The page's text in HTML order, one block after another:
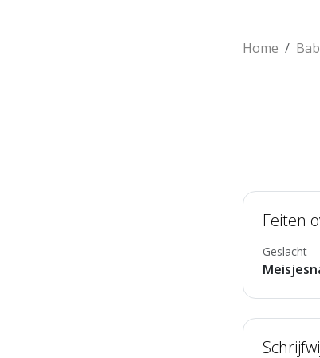
Home
Feiten
Geslacht